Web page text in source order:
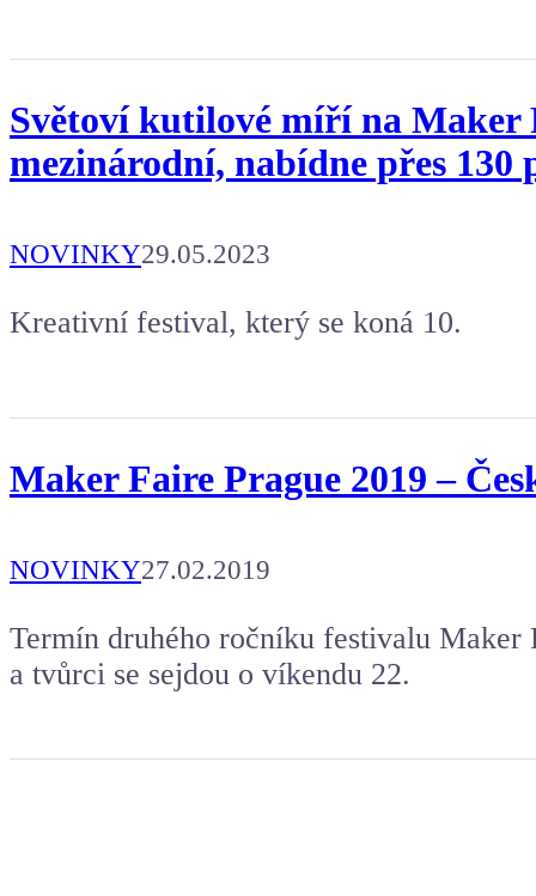
Světoví kutilové míří na Maker
mezinárodní, nabídne přes 130
NOVINKY29.05.2023
Kreativní festival, který se koná 10.
Maker Faire Prague 2019 –
NOVINKY27.02.2019
Termín druhého ročníku festivalu
a tvůrci se sejdou o víkendu 22.